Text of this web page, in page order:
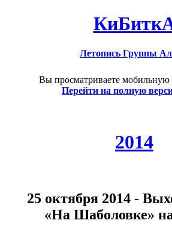
Летопись Группы
Вы просматриваете мобильную
Перейти на полную
2014
25 октября 2014 -
«На Шаболовке»